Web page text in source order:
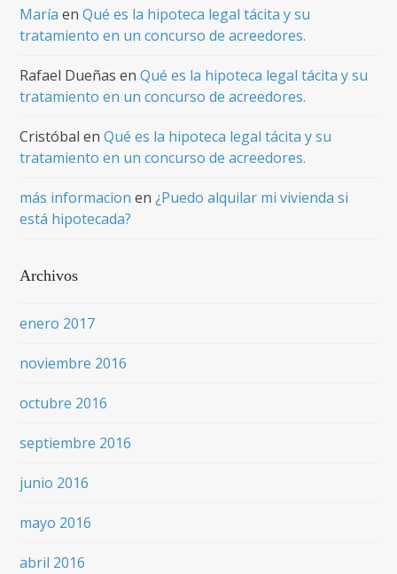
María enQué es la hipoteca legal tácita y su
tratamiento en un concurso de acreedores.
Rafael Dueñas enQué es la hipoteca legal tácita y su
tratamiento en un concurso de acreedores.
Cristóbal enQué es la hipoteca legal tácita y su
tratamiento en un concurso de acreedores.
más informacion en¿Puedo alquilar mi vivienda si
está hipotecada?
Archivos
enero 2017
noviembre 2016
octubre 2016
septiembre 2016
junio 2016
mayo 2016
abril 2016